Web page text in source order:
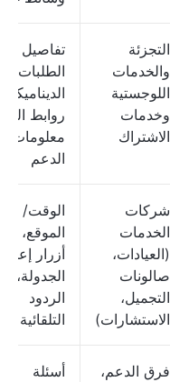
التجزئة
والخدمات
اللوجستية
وخدمات
الاشتراك
تفاصيل
الطلبات
الديناميكية،
روابط
معلومات
الدعم
شركات
الخدمات
(العيادات،
صالونات
التجميل،
الاستشارات)
الوقت/
الموقع،
أزرار إعادة
الجدولة،
الردود
التلقائية
فرق الدعم،
أسئلة